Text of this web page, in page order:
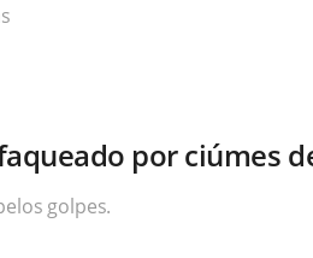
por ciúmes
golpes.